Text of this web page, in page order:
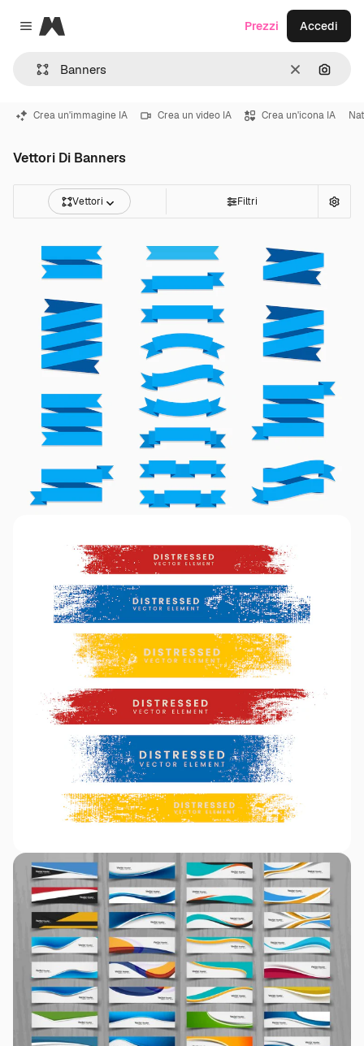
Close menu
Magnific
CancellaCerca
Prezzi Accedi
Crea un'immagine IA Crea un video IA Crea un'icona IA
Vettori Di Banners
Vettori Filtri